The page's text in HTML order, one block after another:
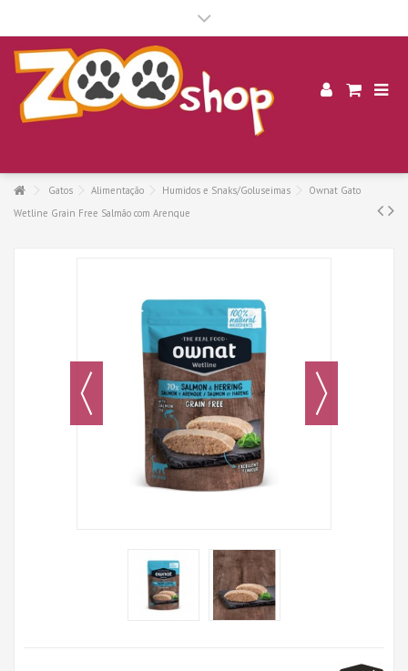
Gatos Alimentação Humidos e Snaks/Goluseimas
Ownat Gato
Wetline Grain Free Salmão com Arenque